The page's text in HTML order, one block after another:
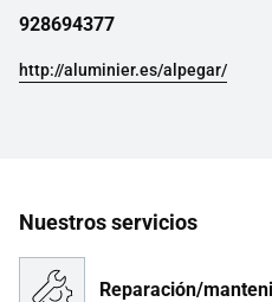
928694377
http://aluminier.es/alpegar/
Nuestros servicios
Reparación/